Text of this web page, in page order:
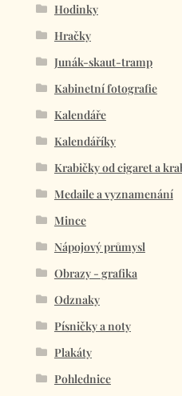
Hodinky
Hračky
Junák-skaut-tramp
Kabinetní fotografie
Kalendáře
Kalendáříky
Krabičky od cigaret a
Medaile a vyznamenání
Mince
Nápojový průmysl
Obrazy - grafika
Odznaky
Písničky a noty
Plakáty
Pohlednice